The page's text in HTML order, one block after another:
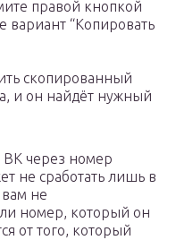
правой кнопкой
“Копировать
скопированный
и он найдёт нужный
ВК через номер
не сработать лишь в
не
номер, который он
от того, который